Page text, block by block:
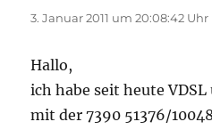
3. Januar 2011 um 20:08:42 Uhr
Hallo,
ich habe seit heute VDSL
mit der 7390 51376/